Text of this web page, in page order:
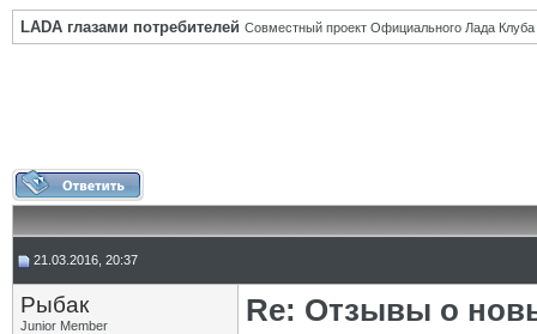
LADA глазами потребителей Совместный проект Официального Лада
21.03.2016, 20:37
Рыбак
Junior Member
Re: Отзывы о